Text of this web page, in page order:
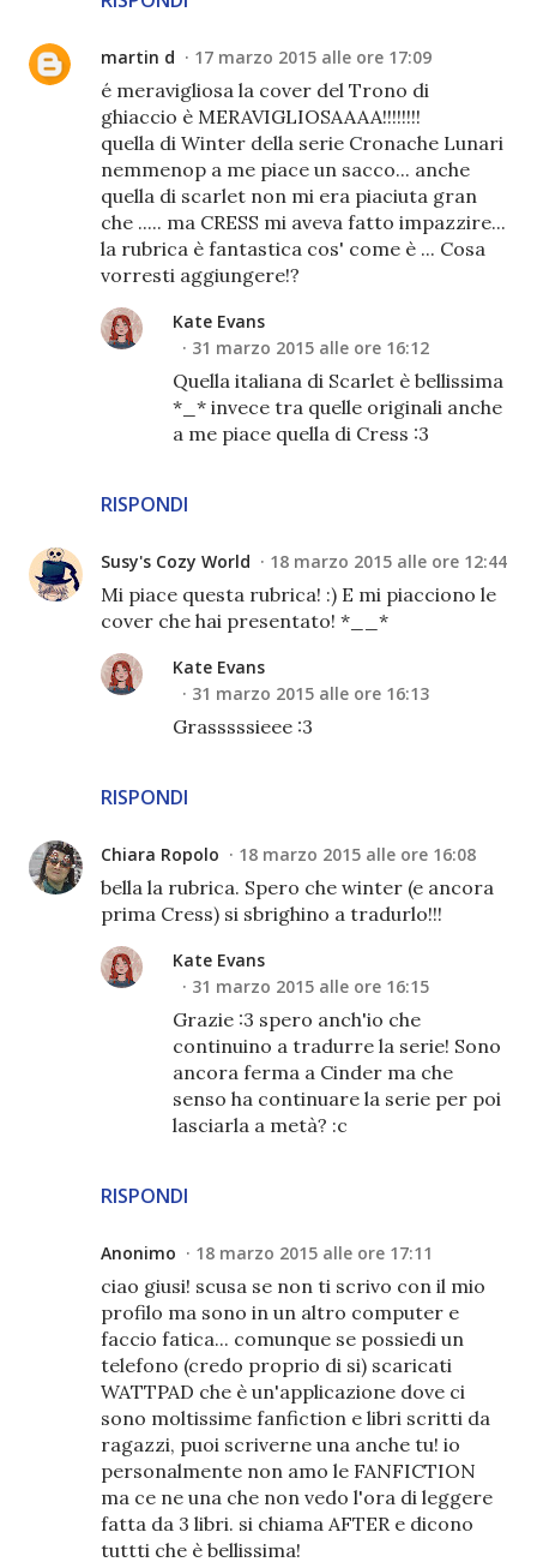
martin d 17 marzo 2015 alle ore 17:09
é meravigliosa la cover del Trono di
ghiaccio è MERAVIGLIOSAAAA!!!!!!!!
quella di Winter della serie Cronache Lunari
nemmenop a me piace un sacco... anche
quella di scarlet non mi era piaciuta gran
che ..... ma CRESS mi aveva fatto impazzire...
la rubrica è fantastica cos' come è ... Cosa
vorresti aggiungere!?
RISPONDI
Kate Evans
31 marzo 2015 alle ore 16:12
Quella italiana di Scarlet è bellissima
*_* invece tra quelle originali anche
a me piace quella di Cress :3
Susy's Cozy World 18 marzo 2015 alle ore 12:44
Mi piace questa rubrica! :) E mi piacciono le
cover che hai presentato! *__*
RISPONDI
Kate Evans
31 marzo 2015 alle ore 16:13
Grasssssieee :3
Chiara Ropolo 18 marzo 2015 alle ore 16:08
bella la rubrica. Spero che winter (e ancora
prima Cress) si sbrighino a tradurlo!!!
RISPONDI
Kate Evans
31 marzo 2015 alle ore 16:15
Grazie :3 spero anch'io che
continuino a tradurre la serie! Sono
ancora ferma a Cinder ma che
senso ha continuare la serie per poi
lasciarla a metà? :c
Anonimo 18 marzo 2015 alle ore 17:11
ciao giusi! scusa se non ti scrivo con il mio
profilo ma sono in un altro computer e
faccio fatica... comunque se possiedi un
telefono (credo proprio di si) scaricati
WATTPAD che è un'applicazione dove ci
sono moltissime fanfiction e libri scritti da
ragazzi, puoi scriverne una anche tu! io
personalmente non amo le FANFICTION
ma ce ne una che non vedo l'ora di leggere
fatta da 3 libri. si chiama AFTER e dicono
tuttti che è bellissima!